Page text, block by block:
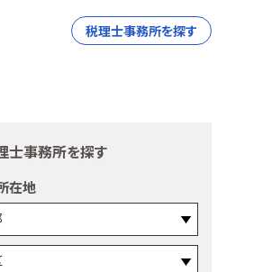
税理士事務所を探す
士事務所を探す
在地